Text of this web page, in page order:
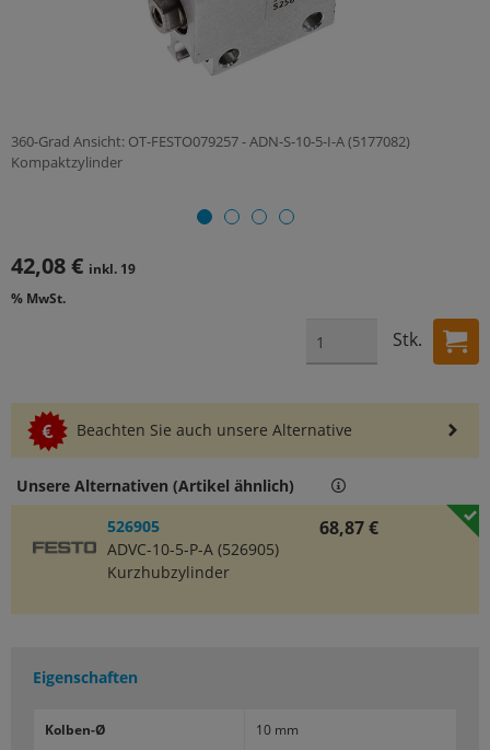
360-Grad Ansicht: OT-FESTO079257 - ADN-S-10-5-I-A (5177082)
Kompaktzylinder
42,08 € inkl. 19
% MwSt.
Stk.
Beachten Sie auch unsere Alternative
Unsere Alternativen (Artikel ähnlich)
526905
ADVC-10-5-P-A (526905)
Kurzhubzylinder
68,87 €
Eigenschaften
Kolben-​Ø 10 mm